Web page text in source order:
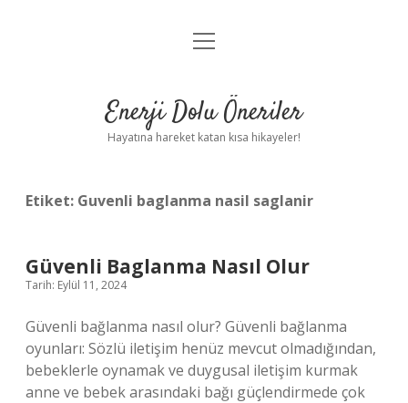
Anasayfa
Yasal Uyarı
menüyü
Enerji Dolu Öneriler
Hayatına hareket katan kısa hikayeler!
Etiket: Guvenli baglanma nasil saglanir
Güvenli Baglanma Nasıl Olur
Tarih: Eylül 11, 2024
Güvenli bağlanma nasıl olur? Güvenli bağlanma
oyunları: Sözlü iletişim henüz mevcut olmadığından,
bebeklerle oynamak ve duygusal iletişim kurmak
anne ve bebek arasındaki bağı güçlendirmede çok